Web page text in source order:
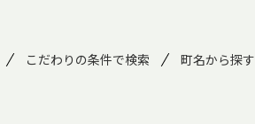
こだわりの条件で検索 町名から探す